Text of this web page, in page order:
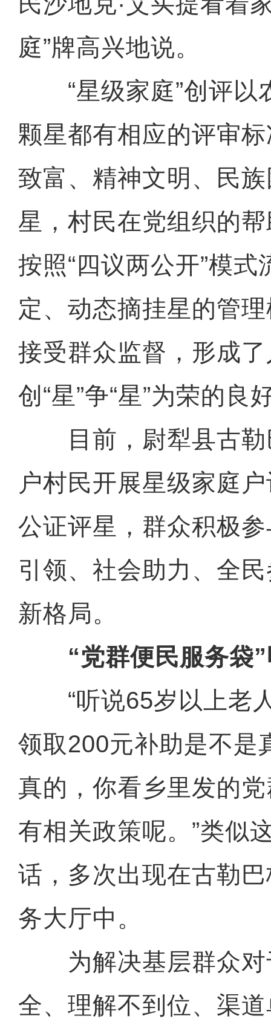
庭”牌高兴地说。
“星级家庭”创评以
颗星都有相应的评审
致富、精神文明、民
星，村民在党组织的
按照“四议两公开”模
定、动态摘挂星的管
接受群众监督，形成
创“星”争“星”为荣的良
目前，尉犁县古勒
户村民开展星级家庭
公证评星，群众积极
引领、社会助力、全
新格局。
“党群便民服务袋”
“听说65岁以上老
领取200元补助是不是
真的，你看乡里发的
有相关政策呢。”类似
话，多次出现在古勒
务大厅中。
为解决基层群众对
全、理解不到位、渠